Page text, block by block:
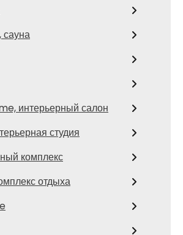
интерьерный салон
студия
комплекс
отдыха